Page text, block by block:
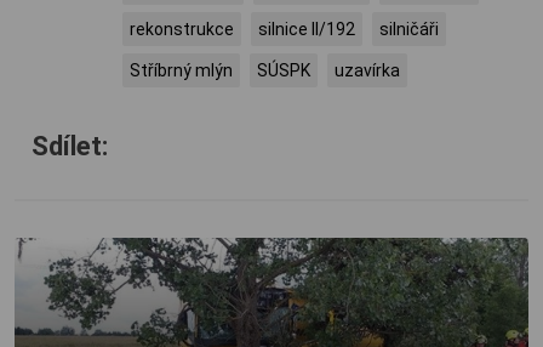
rekonstrukce silnice II/192 silničáři
Stříbrný mlýn SÚSPK uzavírka
Sdílet: